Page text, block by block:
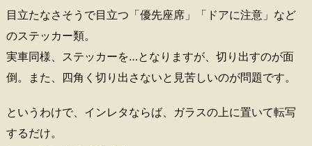
目立たなさそうで目立つ「優先座席」「ドアに注意」など
のステッカー類。
実車同様、ステッカーを…となりますが、切り出すのが面
倒。また、四角く切り出さないと見苦しいのが問題です。
というわけで、インレタならば、ガラスの上に置いて転写
するだけ。